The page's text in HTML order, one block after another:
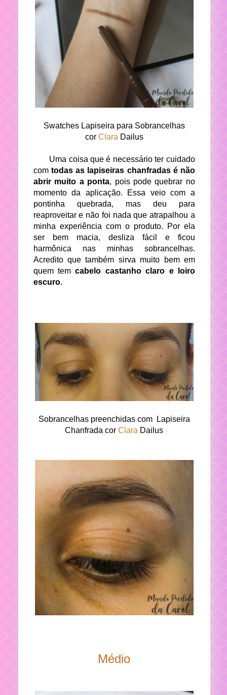
Swatches Lapiseira para Sobrancelhas
cor ClaraDailus
Uma coisa que é necessário ter cuidado
com todas as lapiseiras chanfradas é não
abrir muito a ponta, pois pode quebrar no
momento da aplicação. Essa veio com a
pontinha quebrada, mas deu para
reaproveitar e não foi nada que atrapalhou a
minha experiência com o produto. Por ela
ser bem macia, desliza fácil e ficou
harmônica nas minhas sobrancelhas.
Acredito que também sirva muito bem em
quem temcabelo castanho claro e loiro
escuro.
Sobrancelhas preenchidas com Lapiseira
Chanfrada corClara Dailus
Médio